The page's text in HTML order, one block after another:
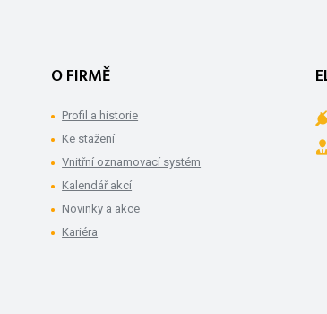
O FIRMĚ
Profil a historie
Ke stažení
Vnitřní oznamovací systém
Kalendář akcí
Novinky a akce
Kariéra